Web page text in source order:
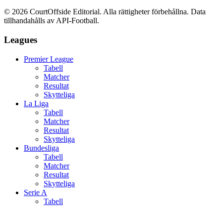
© 2026 CourtOffside Editorial. Alla rättigheter förbehållna. Data
tillhandahålls av API-Football.
Leagues
Premier League
Tabell
Matcher
Resultat
Skytteliga
La Liga
Tabell
Matcher
Resultat
Skytteliga
Bundesliga
Tabell
Matcher
Resultat
Skytteliga
Serie A
Tabell